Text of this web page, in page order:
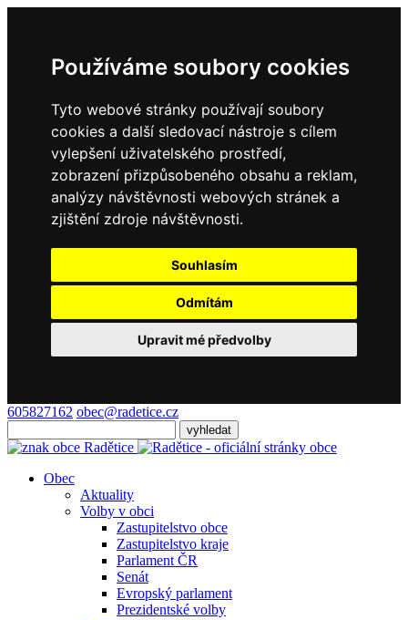
Používáme soubory cookies
Tyto webové stránky používají soubory
cookies a další sledovací nástroje s cílem
vylepšení uživatelského prostředí,
zobrazení přizpůsobeného obsahu a reklam,
analýzy návštěvnosti webových stránek a
zjištění zdroje návštěvnosti.
Souhlasím
Odmítám
Upravit mé předvolby
605827162 obec@radetice.cz
Obec
Aktuality
Volby v obci
Zastupitelstvo obce
Zastupitelstvo kraje
Parlament ČR
Senát
Evropský parlament
Prezidentské volby